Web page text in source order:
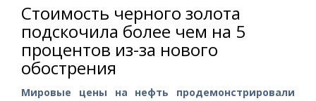
Стоимость черного золота
подскочила более чем на 5
процентов из-за нового
обострения
Мировые цены на нефть продемонстрировали